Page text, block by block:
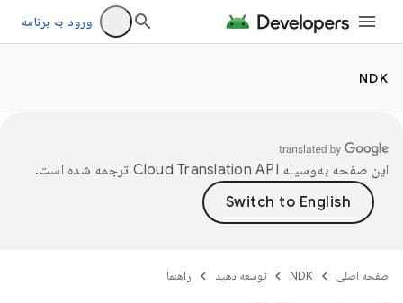
ورود به برنامه
NDK
این صفحه به‌وسیله ترجمه شده است.
صفحه اصلی NDK توسعه دهید راهنما